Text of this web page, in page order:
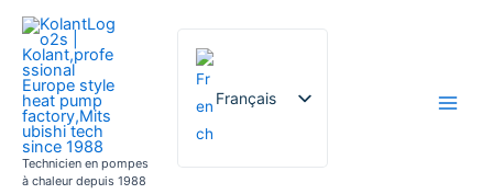
Aller
contenu
Technicien en pompes
à chaleur depuis 1988
Français
English